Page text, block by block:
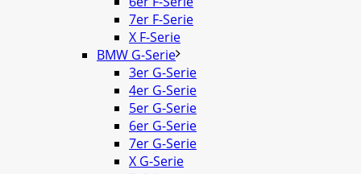
7er F-Serie
X F-Serie
BMW G-Serie
3er G-Serie
4er G-Serie
5er G-Serie
6er G-Serie
7er G-Serie
X G-Serie